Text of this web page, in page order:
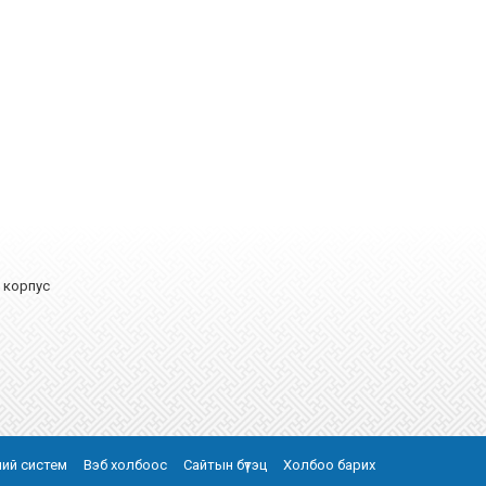
корпус
систем Вэб холбоос Сайтын бүтэц Холбоо барих